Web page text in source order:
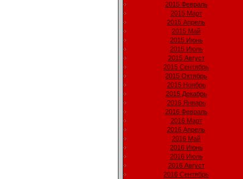
2015 Февраль
2015 Март
2015 Апрель
2015 Май
2015 Июнь
2015 Июль
2015 Август
2015 Сентябрь
2015 Октябрь
2015 Ноябрь
2015 Декабрь
2016 Январь
2016 Февраль
2016 Март
2016 Апрель
2016 Май
2016 Июнь
2016 Июль
2016 Август
2016 Сентябрь